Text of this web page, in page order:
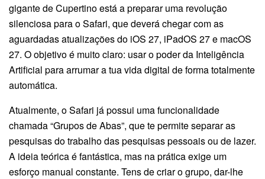
gigante de Cupertino está a preparar uma revolução
silenciosa para o Safari, que deverá chegar com as
aguardadas atualizações do iOS 27, iPadOS 27 e macOS
27. O objetivo é muito claro: usar o poder da Inteligência
Artificial para arrumar a tua vida digital de forma totalmente
automática.
Atualmente, o Safari já possui uma funcionalidade
chamada “Grupos de Abas”, que te permite separar as
pesquisas do trabalho das pesquisas pessoais ou de lazer.
A ideia teórica é fantástica, mas na prática exige um
esforço manual constante. Tens de criar o grupo, dar-lhe